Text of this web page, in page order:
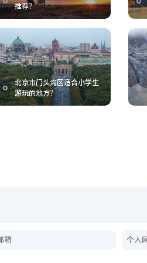
推荐？
北京市门头沟区适合小学生
游玩的地方？